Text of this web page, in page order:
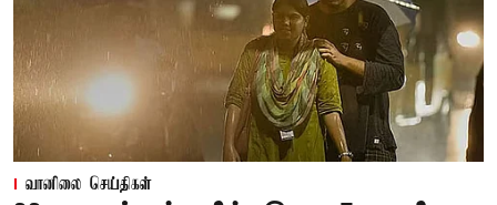
வானிலை செய்திகள்